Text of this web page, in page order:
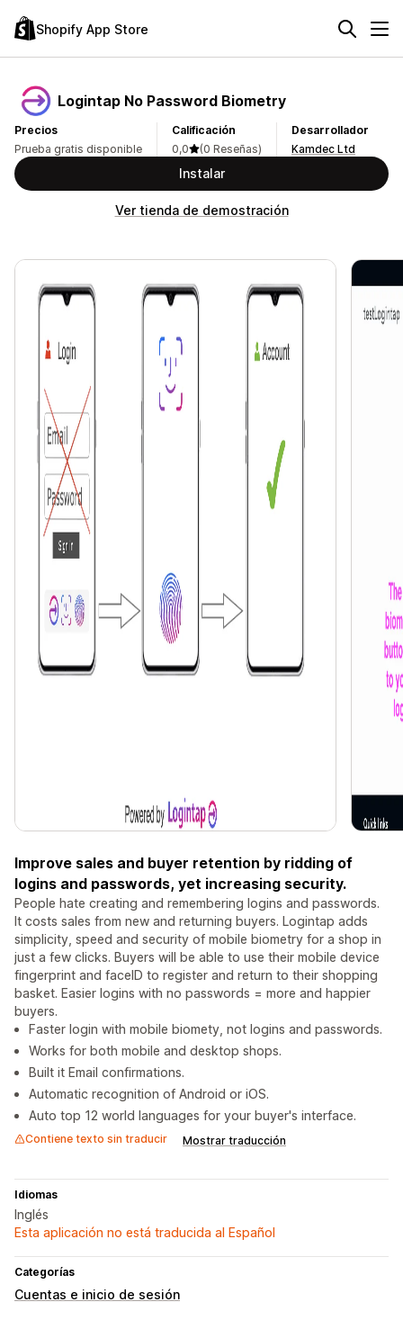
Shopify App Store
Logintap No Password Biometry
Precios
Prueba gratis disponible
Calificación
0,0
(0 Reseñas)
Desarrollador
Kamdec Ltd
Instalar
Ver tienda de demostración
Improve sales and buyer retention by ridding of
logins and passwords, yet increasing security.
People hate creating and remembering logins and passwords.
It costs sales from new and returning buyers. Logintap adds
simplicity, speed and security of mobile biometry for a shop in
just a few clicks. Buyers will be able to use their mobile device
fingerprint and faceID to register and return to their shopping
basket. Easier logins with no passwords = more and happier
buyers.
Faster login with mobile biomety, not logins and passwords.
Works for both mobile and desktop shops.
Built it Email confirmations.
Automatic recognition of Android or iOS.
Auto top 12 world languages for your buyer's interface.
Contiene texto sin traducir Mostrar traducción
Idiomas
Inglés
Esta aplicación no está traducida al Español
Categorías
Cuentas e inicio de sesión